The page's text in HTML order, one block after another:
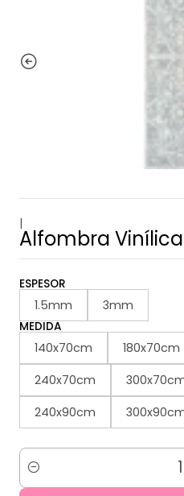
|
Alfombra
ESPESOR
1.5mm 3mm
MEDIDA
140x70cm 180x70cm
240x70cm
240x90cm
Cantidad